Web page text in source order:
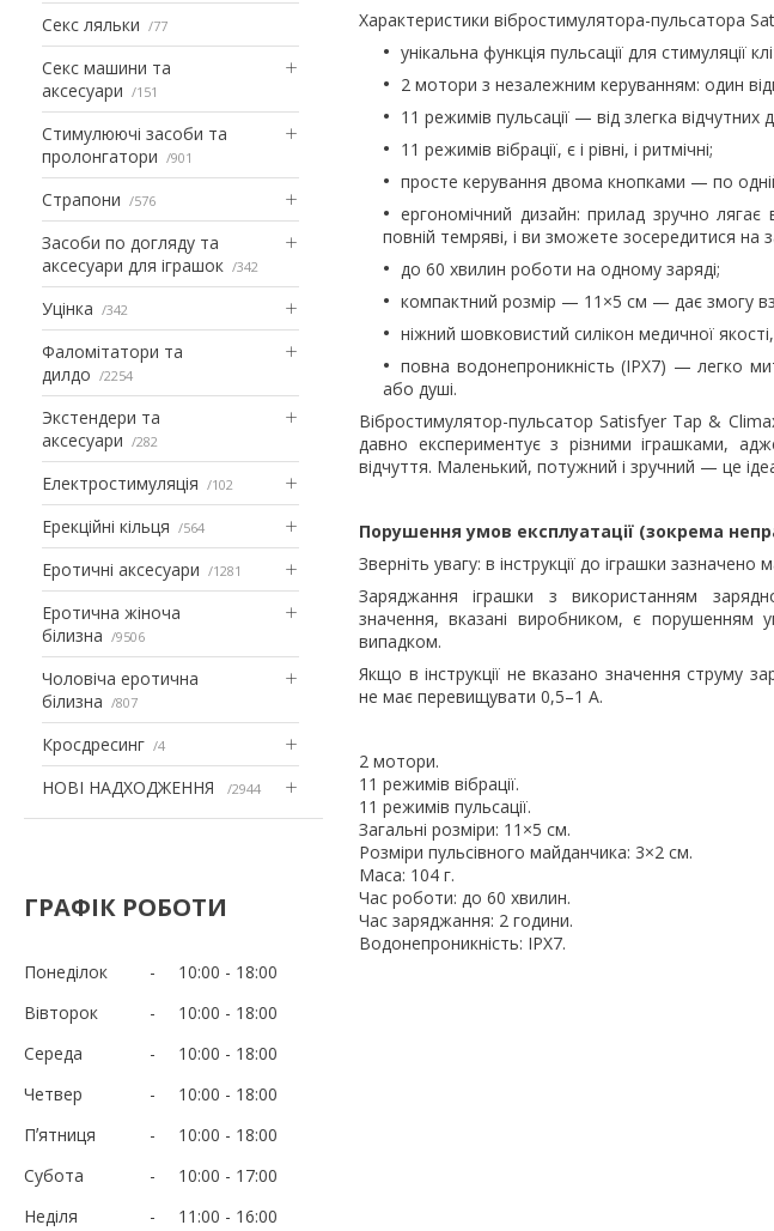
Секс ляльки 77
Секс машини та
аксесуари
151
Стимулюючі засоби та
пролонгатори
901
Страпони 576
Засоби по догляду та
аксесуари для іграшок
342
Уцінка 342
Фаломітатори та
дилдо
2254
Экстендери та
аксесуари
282
Електростимуляція 102
Ерекційні кільця 564
Еротичні аксесуари 1281
Еротична жіноча
білизна
9506
Чоловіча еротична
білизна
807
Кросдресинг 4
НОВІ НАДХОДЖЕННЯ 2944
ГРАФІК РОБОТИ
Понеділок 10:00
18:00
Вівторок
10:00
18:00
Середа
10:00
18:00
Четвер
10:00
18:00
Пʼятниця
10:00
18:00
Субота
10:00
17:00
Неділя
11:00 16:00
Характеристики вібростимулятора-пульсатора
унікальна функція пульсації для стимуляції
2 мотори з незалежним керуванням: один
11 режимів пульсації — від злегка
11 режимів вібрації, є і рівні, і ритмічні;
просте керування двома кнопками — по
ергономічний дизайн: прилад зручно
повній темряві, і ви зможете зосередитися на
до 60 хвилин роботи на одному заряді;
компактний розмір — 11×5 см — дає змогу
ніжний шовковистий силікон медичної
повна водонепроникність (IPX7) — легко
або душі.
Вібростимулятор-пульсатор Satisfyer Tap &
давно експериментує з різними іграшками,
відчуття. Маленький, потужний і зручний — це
Порушення умов експлуатації (зокрема
Зверніть увагу: в інструкції до іграшки
Заряджання іграшки з використанням
значення, вказані виробником, є порушенням
випадком.
Якщо в інструкції не вказано значення струму
не має перевищувати 0,5–1 А.
2 мотори.
11 режимів вібрації.
11 режимів пульсації.
Загальні розміри: 11×5 см.
Розміри пульсівного майданчика: 3×2 см.
Маса: 104 г.
Час роботи: до 60 хвилин.
Час заряджання: 2 години.
Водонепроникність: IPX7.